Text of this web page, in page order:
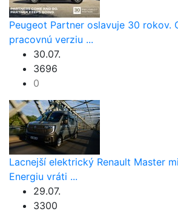
Peugeot Partner oslavuje 30 rokov.
pracovnú verziu ...
30.07.
3696
0
Lacnejší elektrický Renault Master
Energiu vráti ...
29.07.
3300